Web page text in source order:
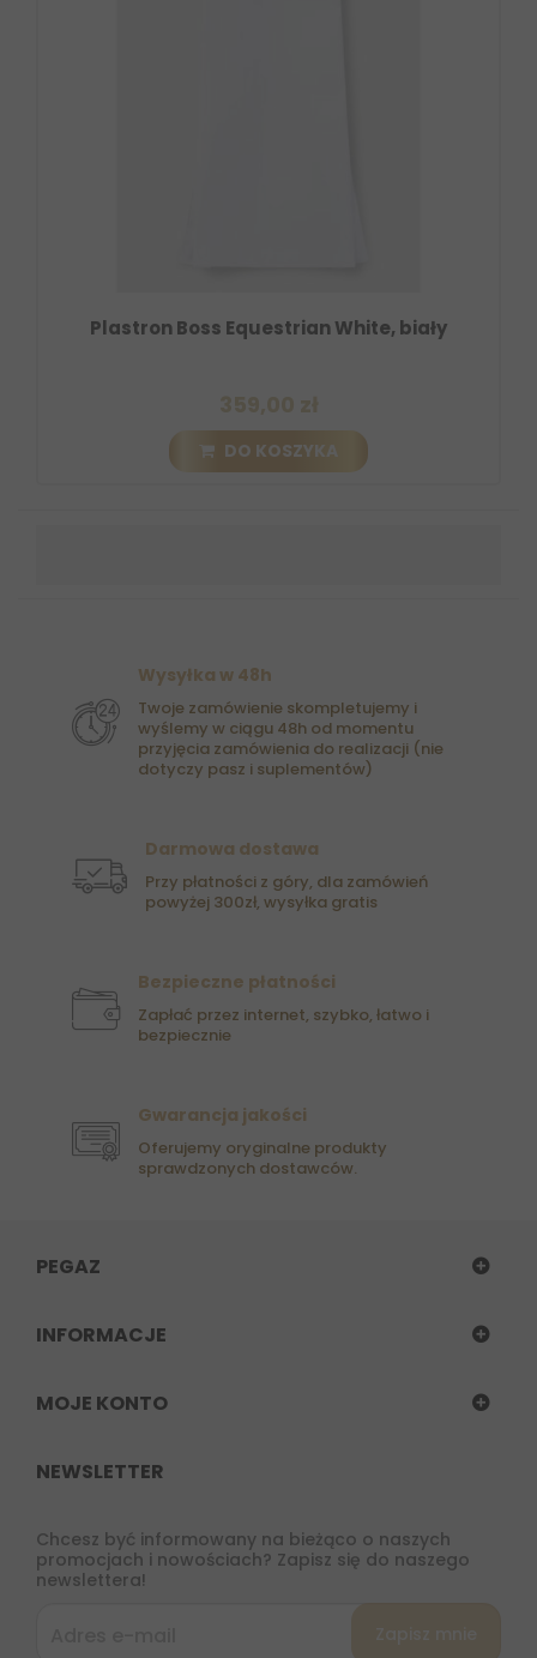
Plastron Boss Equestrian White, biały
DO KOSZYKA
Wysyłka w 48h
Twoje zamówienie skompletujemy i
wyślemy w ciągu 48h od momentu
przyjęcia zamówienia do realizacji (nie
dotyczy pasz i suplementów)
Darmowa dostawa
Przy płatności z góry, dla zamówień
powyżej 300zł, wysyłka gratis
Bezpieczne płatności
Zapłać przez internet, szybko, łatwo i
bezpiecznie
Gwarancja jakości
Oferujemy oryginalne produkty
sprawdzonych dostawców.
PEGAZ
INFORMACJE
MOJE KONTO
NEWSLETTER
Chcesz być informowany na bieżąco o naszych
promocjach i nowościach? Zapisz się do naszego
newslettera!